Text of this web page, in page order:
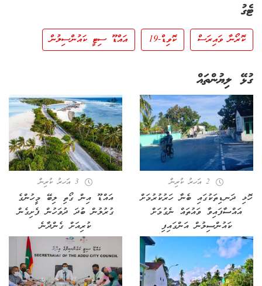
ޓެގު
ކޮރޯނާ ވައިރަސް ކޮވިޑް-19 އައްޑޫ ސިޓީ ކައުންސިލުން
ގުޅޭ ލިޔުންތައް
2 އަހރު ކުރިން
ހޮޅި ދަނޑިތަކުގައި ބެނާ ހަރުކުރުމަށް
އައްސާފައިވާ ވައުތައް ނެގުމަށް
ކައުންސިލުން އަންގައިފި
3 އަހރު ކުރިން
އައްޑޫ އިން ގޯތި ލިބޭ މީހުންގެ
ގުރުލުން ބުދަ ދުވަހުން ފެށިގެން
ކުރިއަށް ގެންދާނެ